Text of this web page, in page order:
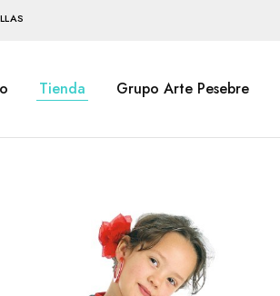
Tienda Grupo Arte Pesebre